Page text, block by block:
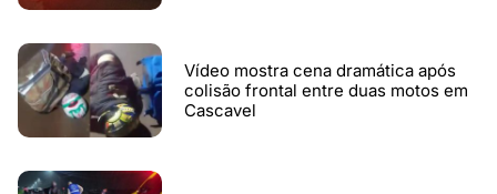
Vídeo mostra cena dramática após
colisão frontal entre duas motos em
Cascavel